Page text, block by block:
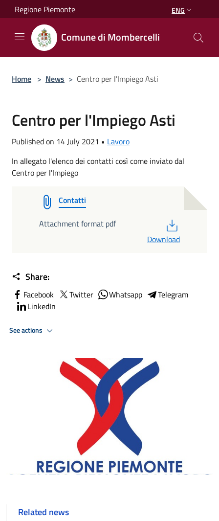
Salta al contenuto principale
Regione Piemonte ENG
Comune di Mombercelli
Home > News > Centro per l'Impiego Asti
Centro per l'Impiego Asti
Published on 14 July 2021 • Lavoro
In allegato l'elenco dei contatti così come inviato dal
Centro per l'Impiego
Contatti
Attachment format pdf
Download
Share:
Facebook Twitter Whatsapp
Telegram
LinkedIn
See actions
Related news